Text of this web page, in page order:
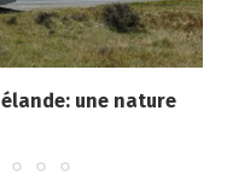
une nature